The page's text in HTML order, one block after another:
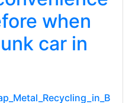
when
car in